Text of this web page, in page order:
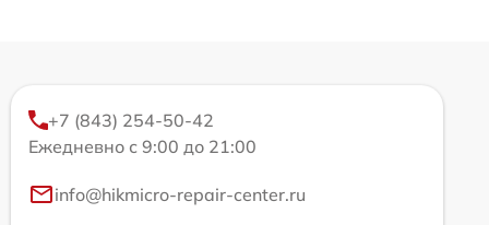
+7 (843) 254-50-42
Ежедневно с 9:00 до 21:00
info@hikmicro-repair-center.ru